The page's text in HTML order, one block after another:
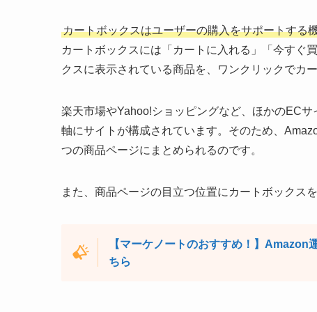
カートボックスはユーザーの購入をサポートする
カートボックスには「カートに入れる」「今すぐ
クスに表示されている商品を、ワンクリックでカ
楽天市場やYahoo!ショッピングなど、ほかのEC
軸にサイトが構成されています。そのため、
つの商品ページにまとめられるのです。
また、商品ページの目立つ位置にカートボックス
【マーケノートのおすすめ！】Amazon
ちら